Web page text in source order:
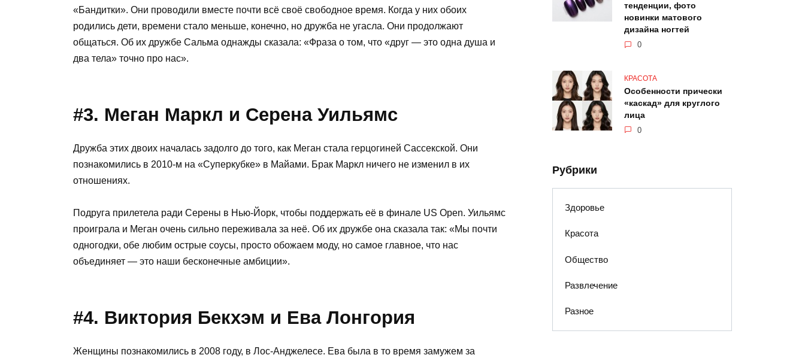
«Бандитки». Они проводили вместе почти всё своё свободное время. Когда у них обоих
родились дети, времени стало меньше, конечно, но дружба не угасла. Они продолжают
общаться. Об их дружбе Сальма однажды сказала: «Фраза о том, что «друг — это одна душа и
два тела» точно про нас».
#3. Меган Маркл и Серена Уильямс
Дружба этих двоих началась задолго до того, как Меган стала герцогиней Сассекской. Они
познакомились в 2010-м на «Суперкубке» в Майами. Брак Маркл ничего не изменил в их
отношениях.
Подруга прилетела ради Серены в Нью-Йорк, чтобы поддержать её в финале US Open. Уильямс
проиграла и Меган очень сильно переживала за неё. Об их дружбе она сказала так: «Мы почти
одногодки, обе любим острые соусы, просто обожаем моду, но самое главное, что нас
объединяет — это наши бесконечные амбиции».
#4. Виктория Бекхэм и Ева Лонгория
Женщины познакомились в 2008 году, в Лос-Анджелесе. Ева была в то время замужем за
тенденции, фото
новинки матового
дизайна ногтей
0
КРАСОТА
Особенности прически
«каскад» для круглого
лица
0
Рубрики
Здоровье
Красота
Общество
Развлечение
Разное